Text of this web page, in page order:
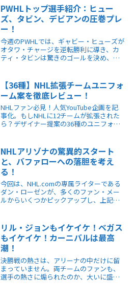
（笑）。各チームのGMは現状をどう捉え
ているのでしょうか。
PWHLトップ選手紹介：ヒュー
ズ、タビン、デビアンの圧巻プレ
ー！
今週のPWHLでは、ギャビー・ヒューズが
オタワ・チャージを逆転勝利に導き、カ
ティ・タビンは驚きのゴールを決め、ア
る内容です！
【36種】NHL拡張チームユニフォ
ーム案を徹底レビュー！
NHLファン必見！人気YouTube企画を記
事化。もしNHLに12チームが拡張された
ら？デザイナー提案の36種のユニフォー
能性がわかります。
NHLアリゾナの驚異的スタート
と、バファローへの落胆を考え
る！
今回は、NHL.comの専属ライターである
ダン・ローゼンが、多くのファン・メー
ルからいくつかピックアップし、上記の
した。NHLって、ホントいろいろ起きる
んですね。
リル・ジョンもイケイケ！ベガス
もイケイケ！カーニバルは最高
潮！
決勝戦の熱さは、アリーナの中だけに留
まっていません。両チームのファンも、
選手の熱さに煽られたのか、大いに盛り